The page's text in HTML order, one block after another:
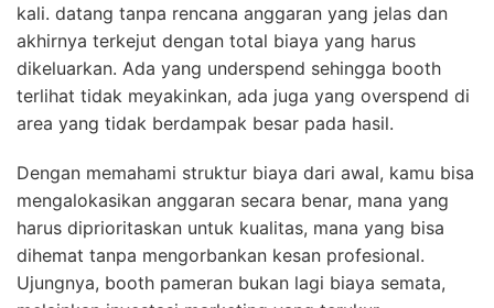
kali. datang tanpa rencana anggaran yang jelas dan
akhirnya terkejut dengan total biaya yang harus
dikeluarkan. Ada yang underspend sehingga booth
terlihat tidak meyakinkan, ada juga yang overspend di
area yang tidak berdampak besar pada hasil.
Dengan memahami struktur biaya dari awal, kamu bisa
mengalokasikan anggaran secara benar, mana yang
harus diprioritaskan untuk kualitas, mana yang bisa
dihemat tanpa mengorbankan kesan profesional.
Ujungnya, booth pameran bukan lagi biaya semata,